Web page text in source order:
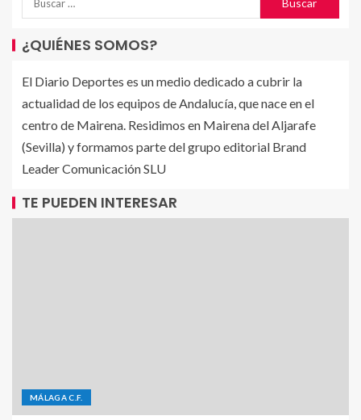
¿QUIÉNES SOMOS?
El Diario Deportes es un medio dedicado a cubrir la
actualidad de los equipos de Andalucía, que nace en el
centro de Mairena. Residimos en Mairena del Aljarafe
(Sevilla) y formamos parte del grupo editorial Brand
Leader Comunicación SLU
TE PUEDEN INTERESAR
MÁLAGA C.F.